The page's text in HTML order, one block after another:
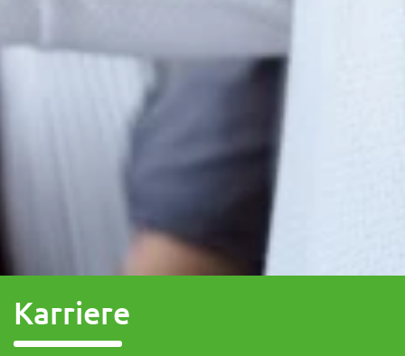
Karriere